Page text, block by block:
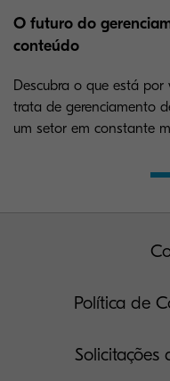
O futuro do
conteúdo
Descubra o que está por
trata de gerenciamento
um setor em constante
Política de
Solicitações